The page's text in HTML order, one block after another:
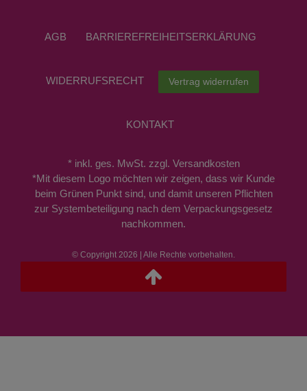
AGB BARRIEREFREIHEITSERKLÄRUNG
WIDERRUFS­RECHT Vertrag widerrufen
KONTAKT
* inkl. ges. MwSt. zzgl. Versandkosten
*Mit diesem Logo möchten wir zeigen, dass wir Kunde
beim Grünen Punkt sind, und damit unseren Pflichten
zur Systembeteiligung nach dem Verpackungsgesetz
nachkommen.
© Copyright 2026 | Alle Rechte vorbehalten.